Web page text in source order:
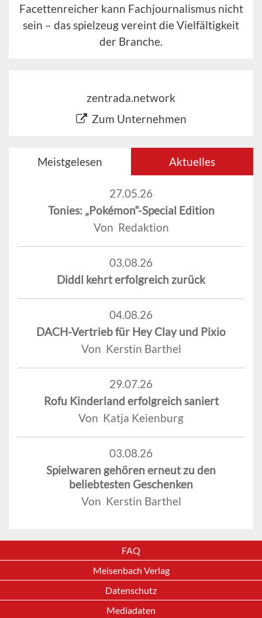
Facettenreicher kann Fachjournalismus nicht
sein – das spielzeug vereint die Vielfältigkeit
der Branche.
zentrada.network
Zum Unternehmen
Meistgelesen Aktuelles
27.05.26
Tonies: „Pokémon“-Special Edition
Von Redaktion
03.08.26
Diddl kehrt erfolgreich zurück
04.08.26
DACH-Vertrieb für Hey Clay und Pixio
Von Kerstin Barthel
29.07.26
Rofu Kinderland erfolgreich saniert
Von Katja Keienburg
03.08.26
Spielwaren gehören erneut zu den
beliebtesten Geschenken
Von Kerstin Barthel
FAQ
Meisenbach Verlag
Datenschutz
Mediadaten